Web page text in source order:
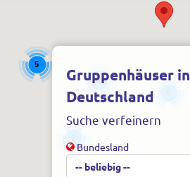
Gruppenhäuser in
Deutschland
Suche verfeinern
Bundesland
-- beliebig --
5
5
4
6